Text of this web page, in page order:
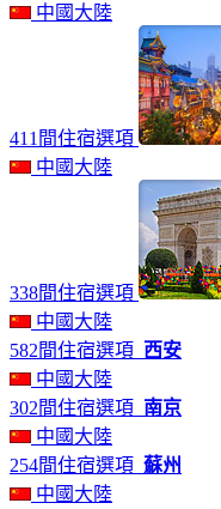
中國大陸
411間住宿選項
中國大陸
338間住宿選項
中國大陸
582間住宿選項 西安
中國大陸
302間住宿選項 南京
中國大陸
254間住宿選項 蘇州
中國大陸